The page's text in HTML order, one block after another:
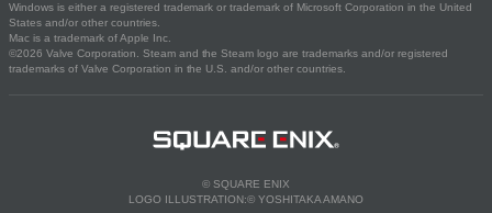
Windows is either a registered trademark or trademark of Microsoft Corporation in the United
States and/or other countries.
Mac is a trademark of Apple Inc.
©2026 Valve Corporation. Steam and the Steam logo are trademarks and/or registered
trademarks of Valve Corporation in the U.S. and/or other countries.
© SQUARE ENIX
LOGO ILLUSTRATION:© YOSHITAKA AMANO